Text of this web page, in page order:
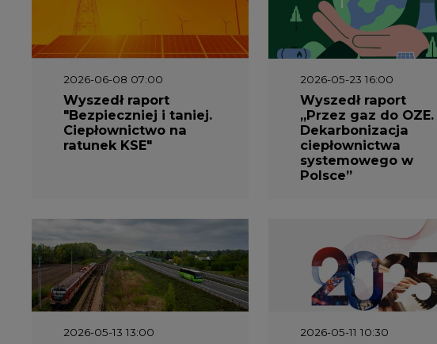
2026-06-08 07:00
Wyszedł raport
"Bezpieczniej i taniej.
Ciepłownictwo na
ratunek KSE"
2026-05-23 16:00
Wyszedł raport
„Przez gaz do OZE.
Dekarbonizacja
ciepłownictwa
systemowego w
Polsce”
2026-05-13 13:00 2026-05-11 10:30